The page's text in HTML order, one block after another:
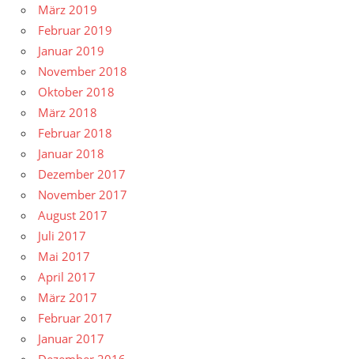
März 2019
Februar 2019
Januar 2019
November 2018
Oktober 2018
März 2018
Februar 2018
Januar 2018
Dezember 2017
November 2017
August 2017
Juli 2017
Mai 2017
April 2017
März 2017
Februar 2017
Januar 2017